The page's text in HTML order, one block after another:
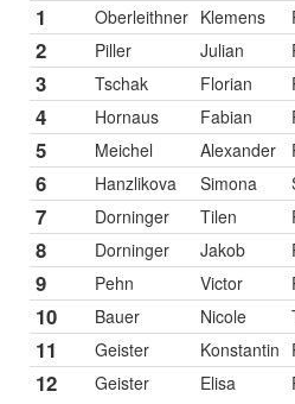
1 Oberleithner Klemens
2 Piller Julian
3 Tschak Florian
4 Hornaus Fabian
5 Meichel Alexander
6 Hanzlikova Simona
7 Dorninger Tilen
8 Dorninger Jakob
9 Pehn Victor
10 Bauer Nicole
11 Geister Konstantin
12 Geister Elisa